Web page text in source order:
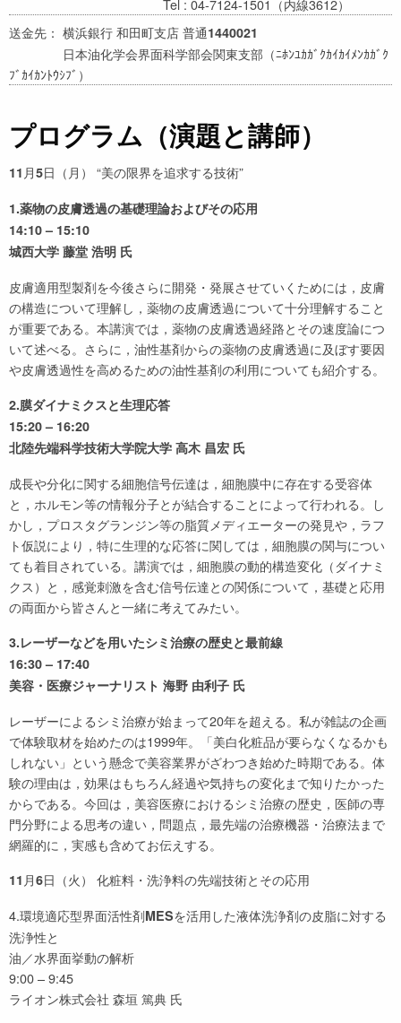
Tel : 04-7124-1501（内線3612）
送金先： 横浜銀行 和田町支店 普通1440021
日本油化学会界面科学部会関東支部（ﾆﾎﾝﾕｶｶﾞｸｶｲｶｲﾒﾝｶｶﾞｸ
ﾌﾞｶｲｶﾝﾄｳｼﾌﾞ）
プログラム（演題と講師）
11 月5日（月） “美の限界を追求する技術”
1.薬物の皮膚透過の基礎理論およびその応用
14:10 – 15:10
城西大学 藤堂 浩明 氏
皮膚適用型製剤を今後さらに開発・発展させていくためには，皮膚
の構造について理解し，薬物の皮膚透過について十分理解すること
が重要である。本講演では，薬物の皮膚透過経路とその速度論につ
いて述べる。さらに，油性基剤からの薬物の皮膚透過に及ぼす要因
や皮膚透過性を高めるための油性基剤の利用についても紹介する。
2.膜ダイナミクスと生理応答
15:20 – 16:20
北陸先端科学技術大学院大学 高木 昌宏 氏
成長や分化に関する細胞信号伝達は，細胞膜中に存在する受容体
と，ホルモン等の情報分子とが結合することによって行われる。し
かし，プロスタグランジン等の脂質メディエーターの発見や，ラフ
ト仮説により，特に生理的な応答に関しては，細胞膜の関与につい
ても着目されている。講演では，細胞膜の動的構造変化（ダイナミ
クス）と，感覚刺激を含む信号伝達との関係について，基礎と応用
の両面から皆さんと一緒に考えてみたい。
3.レーザーなどを用いたシミ治療の歴史と最前線
16:30 – 17:40
美容・医療ジャーナリスト 海野 由利子 氏
レーザーによるシミ治療が始まって20年を超える。私が雑誌の企画
で体験取材を始めたのは1999年。「美白化粧品が要らなくなるかも
しれない」という懸念で美容業界がざわつき始めた時期である。体
験の理由は，効果はもちろん経過や気持ちの変化まで知りたかった
からである。今回は，美容医療におけるシミ治療の歴史，医師の専
門分野による思考の違い，問題点，最先端の治療機器・治療法まで
網羅的に，実感も含めてお伝えする。
11 月6日（火） 化粧料・洗浄料の先端技術とその応用
4.環境適応型界面活性剤MESを活用した液体洗浄剤の皮脂に対する
洗浄性と
油／水界面挙動の解析
9:00 – 9:45
ライオン株式会社 森垣 篤典 氏